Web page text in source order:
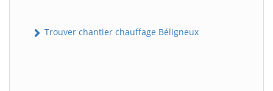
Trouver chantier chauffage Béligneux